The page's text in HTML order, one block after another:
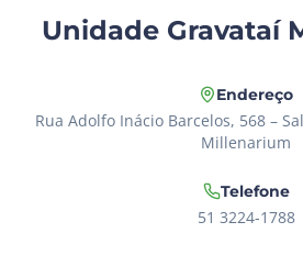
Unidade Gravataí
Endereço
Rua Adolfo Inácio Barcelos, 568 –
Millenarium
Telefone
51 3224-1788